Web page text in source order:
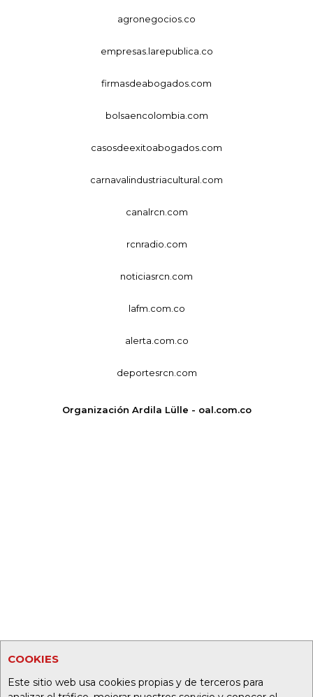
COOKIES
Este sitio web usa cookies propias y de terceros para
agronegocios.co
empresas.larepublica.co
firmasdeabogados.com
bolsaencolombia.com
casosdeexitoabogados.com
carnavalindustriacultural.com
canalrcn.com
rcnradio.com
noticiasrcn.com
lafm.com.co
alerta.com.co
deportesrcn.com
Organización Ardila Lülle - oal.com.co